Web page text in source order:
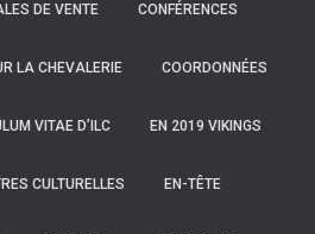
DE VENTE CONFÉRENCES
LA CHEVALERIE COORDONNÉES
VITAE D’ILC EN 2019 VIKINGS
CULTURELLES EN-TÊTE